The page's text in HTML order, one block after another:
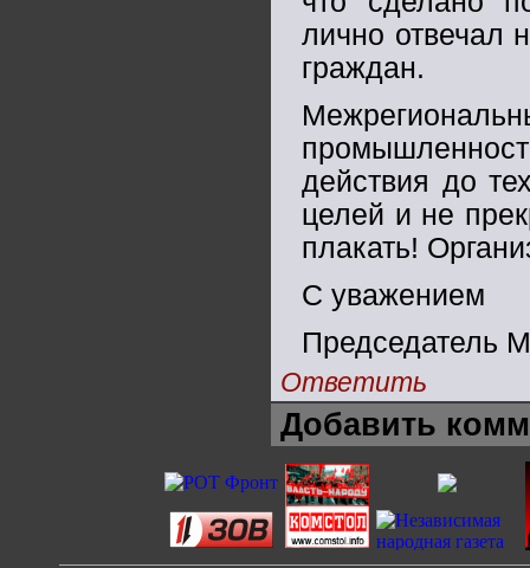
лично отвечал
граждан.
действия до
целей и не
плакать!
С уважением
Председатель
Ответить
Добавить